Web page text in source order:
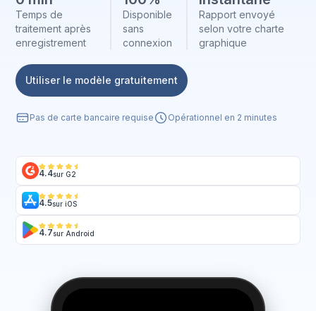
Temps de
traitement après
enregistrement
Disponible
sans
connexion
Rapport envoyé
selon votre charte
graphique
Utiliser le modèle gratuitement
Pas de carte bancaire requise Opérationnel en 2 minutes
4.4sur G2
4.5sur iOS
4.7sur Android